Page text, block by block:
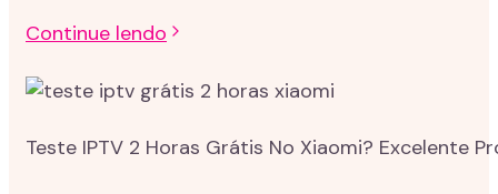
Continue lendo
Teste IPTV 2 Horas Grátis No Xiaomi? Excelente